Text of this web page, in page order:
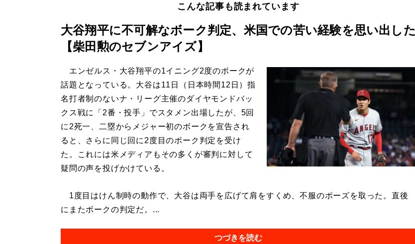
こんな記事も読まれています
大谷翔平に不可解なボーク判定、米国での苦い経験を思い出した
【柴田勲のセブンアイズ】
エンゼルス・大谷翔平の1イニング2度のボークが
話題となっている。大谷は11日（日本時間12日）指
名打者制のないナ・リーグ主催のダイヤモンドバッ
クス戦に「2番・投手」でスタメン出場したが、5回
に2死一、二塁からメジャー初のボークを宣告され
ると、さらに同じ回に2度目のボーク判定を受け
た。これには米メディアもその多くが審判に対して
疑問の声を投げかけている。
1度目はけん制時の動作で、大谷は両手を広げて肩をすくめ、不服のポーズを取った。直後
にまたボークの判定だ。...
つづきを読む